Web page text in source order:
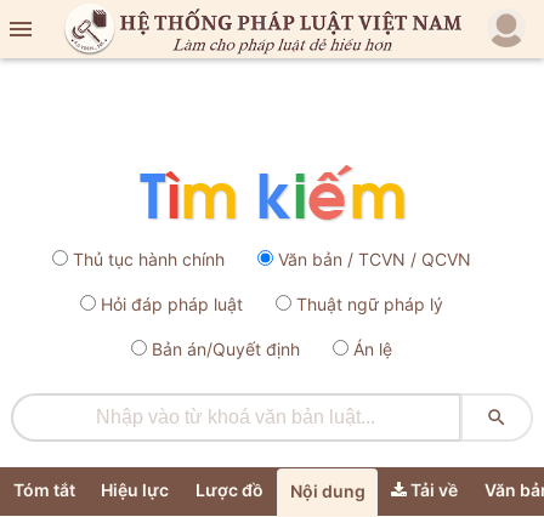

Thủ tục hành chính Văn bản / TCVN / QCVN
Hỏi đáp pháp luật Thuật ngữ pháp lý
Bản án/Quyết định Án lệ

Tóm tắt Hiệu lực Lược đồ Nội dung Tải về Văn